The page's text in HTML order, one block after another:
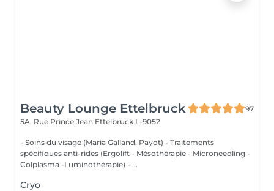
Beauty Lounge Ettelbruck
97
5A, Rue Prince Jean Ettelbruck L-9052
- Soins du visage (Maria Galland, Payot) - Traitements
spécifiques anti-rides (Ergolift - Mésothérapie - Microneedling -
Colplasma -Luminothérapie) - ...
Cryo